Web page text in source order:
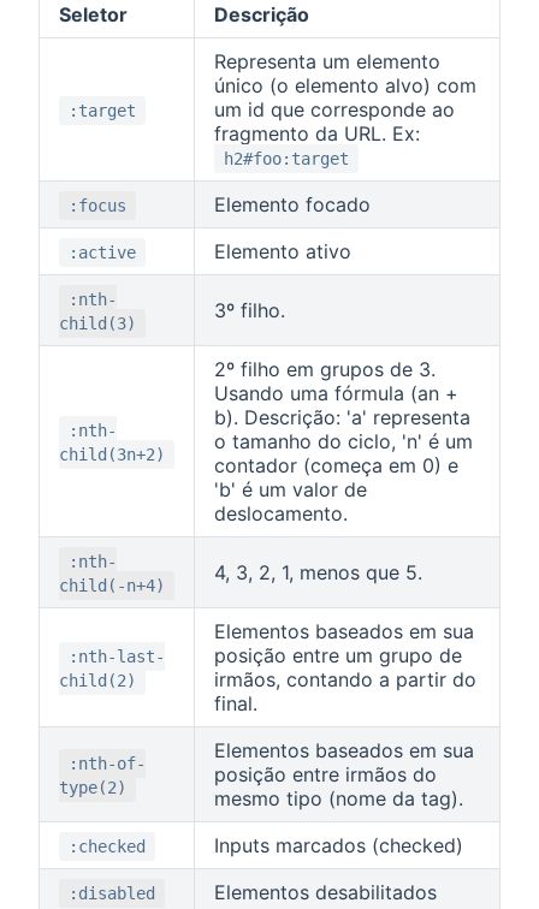
Seletor Descrição
:target
Representa um elemento
único (o elemento alvo) com
um id que corresponde ao
fragmento da URL. Ex:
h2#foo:target
:focus Elemento focado
:active Elemento ativo
:nth-
child(3)
3º filho.
:nth-
child(3n+2)
2º filho em grupos de 3.
Usando uma fórmula (an +
b). Descrição: 'a' representa
o tamanho do ciclo, 'n' é um
contador (começa em 0) e
'b' é um valor de
deslocamento.
:nth-
child(-n+4)
4, 3, 2, 1, menos que 5.
:nth-last-
child(2)
Elementos baseados em sua
posição entre um grupo de
irmãos, contando a partir do
final.
:nth-of-
type(2)
Elementos baseados em sua
posição entre irmãos do
mesmo tipo (nome da tag).
:checked Inputs marcados (checked)
:disabled Elementos desabilitados